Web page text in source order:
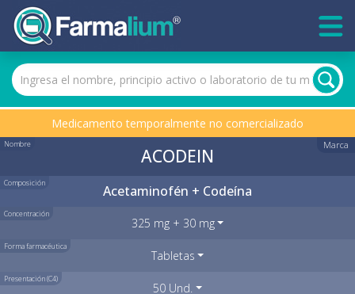
Medicamento temporalmente no comercializado
Nombre Marca
ACODEIN
Composición Acetaminofén + Codeína
Concentración
325 mg + 30 mg
Forma farmacéutica
Tabletas
Presentación (C4)
50 Und.